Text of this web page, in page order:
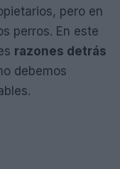
pero en
perros. En este
razones detrás
debemos